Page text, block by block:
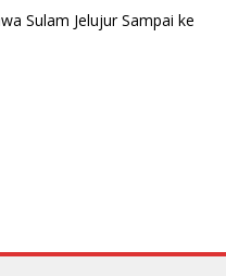
Sulam Jelujur Sampai ke